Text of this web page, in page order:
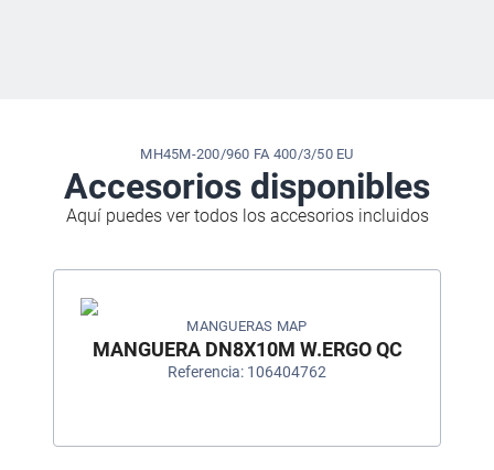
MH45M-200/960 FA 400/3/50 EU
Accesorios disponibles
Aquí puedes ver todos los accesorios incluidos
MANGUERAS MAP
MANGUERA DN8X10M W.ERGO QC
Referencia: 106404762